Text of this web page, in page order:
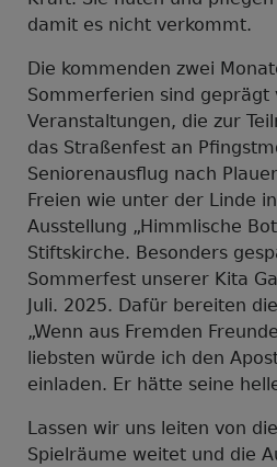
damit es nicht verkommt.
Die kommenden zwei
Sommerferien sind geprägt
Veranstaltungen, die zur
das Straßenfest an
Seniorenausflug nach
Freien wie unter der Linde
Ausstellung „Himmlische
Stiftskirche. Besonders
Sommerfest unserer Kita
Juli. 2025. Dafür bereiten
„Wenn aus Fremden
liebsten würde ich den
einladen. Er hätte seine
Lassen wir uns leiten von
Spielräume weitet und die